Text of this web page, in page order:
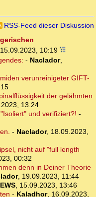
RSS-Feed dieser Diskussion
15.09.2023, 10:19
- Naclador,
verunreinigeter GIFT-
der gelähmten
13:24
und verifiziert?! -
- Naclador, 18.09.2023,
nicht auf "full length
00:32
denn in Deiner Theorie
, 19.09.2023, 11:44
, 15.09.2023, 13:46
- Kaladhor, 16.09.2023,